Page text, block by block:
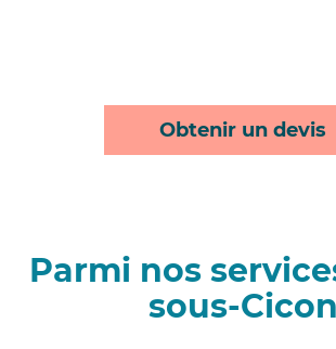
Obtenir un devis
Parmi nos
sous-Cicon